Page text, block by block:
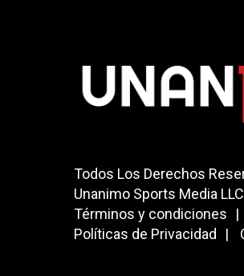
Todos Los Derechos
Unanimo Sports Media
Términos y condiciones
Políticas de Privacidad